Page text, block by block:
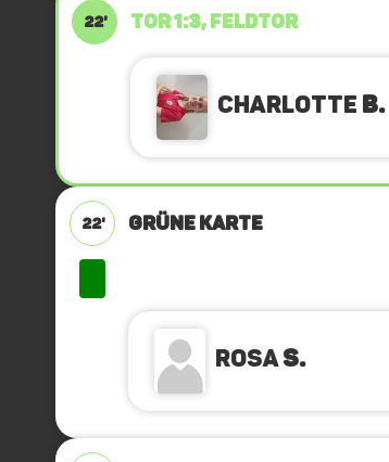
22' TOR 1:3, FELDTOR
Charlotte B.
22' GRÜNE KARTE
RosaS.